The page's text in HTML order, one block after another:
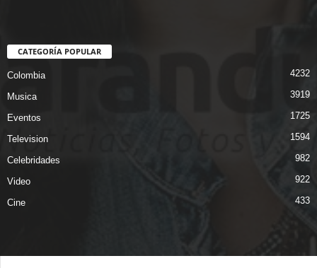
CATEGORÍA POPULAR
Colombia 4232
Musica 3919
Eventos 1725
Television 1594
Celebridades 982
Video 922
Cine 433